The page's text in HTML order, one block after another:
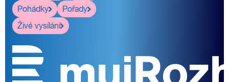
Pohádky
Pořady
Živé vysílání